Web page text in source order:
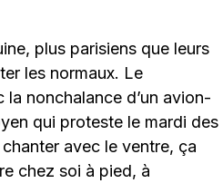
plus parisiens que leurs
les normaux. Le
nonchalance d’un avion-
qui proteste le mardi des
avec le ventre, ça
chez soi à pied, à